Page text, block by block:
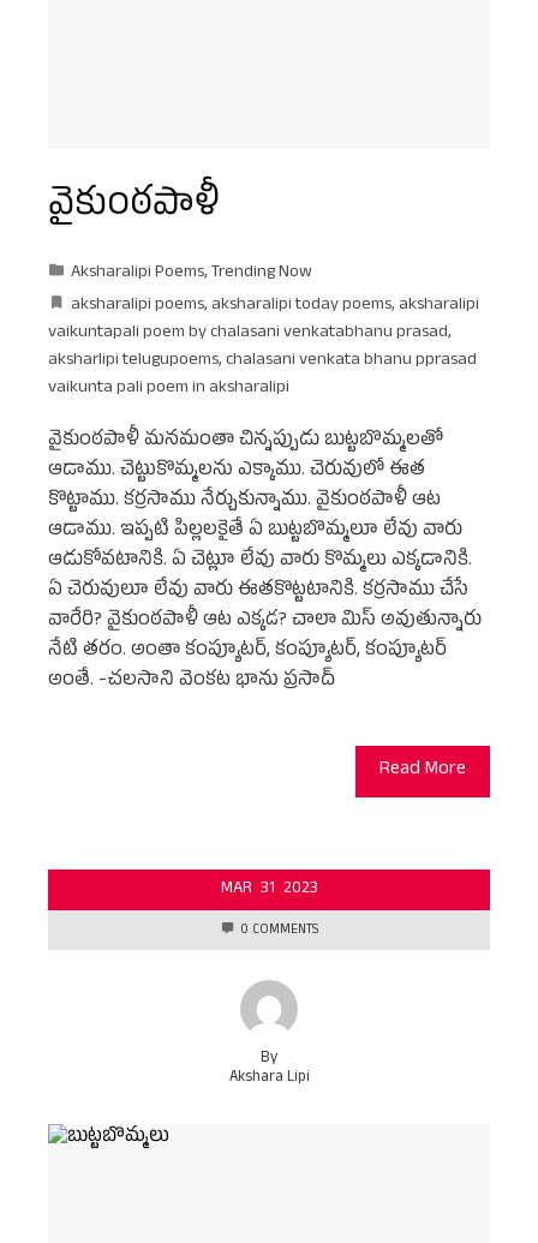
వైకుంఠపాళీ
Aksharalipi Poems,Trending Now
aksharalipi poems, aksharalipi today poems, aksharalipi
vaikuntapali poem by chalasani venkatabhanu prasad,
aksharlipi telugupoems,chalasani venkata bhanu pprasad
vaikunta pali poem in aksharalipi
వైకుంఠపాళీ మనమంతా చిన్నప్పుడు బుట్టబొమ్మలతో
ఆడాము. చెట్టుకొమ్మలను ఎక్కాము. చెరువులో ఈత
కొట్టాము. కర్రసాము నేర్చుకున్నాము. వైకుంఠపాళీ ఆట
ఆడాము. ఇప్పటి పిల్లలకైతే ఏ బుట్టబొమ్మలూ లేవు వారు
ఆడుకోవటానికి. ఏ చెట్లూ లేవు వారు కొమ్మలు ఎక్కడానికి.
ఏ చెరువులూ లేవు వారు ఈతకొట్టటానికి. కర్రసాము చేసే
వారేరి? వైకుంఠపాళీ ఆట ఎక్కడ? చాలా మిస్ అవుతున్నారు
నేటి తరం. అంతా కంప్యూటర్, కంప్యూటర్, కంప్యూటర్
అంతే. -చలసాని వెంకట భాను ప్రసాద్
Read More
MAR 31 2023
0 COMMENTS
By
Akshara Lipi